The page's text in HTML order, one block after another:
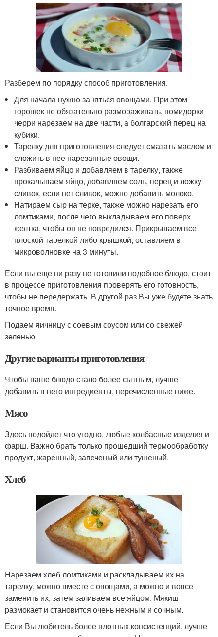
Разберем по порядку способ приготовления.
Для начала нужно заняться овощами. При этом
горошек не обязательно размораживать, помидорки
черри нарезаем на две части, а болгарский перец на
кубики.
Тарелку для приготовления следует смазать маслом и
сложить в нее нарезанные овощи.
Разбиваем яйцо и добавляем в тарелку, также
прокалываем яйцо, добавляем соль, перец и ложку
сливок, если нет сливок, можно добавить молоко.
Натираем сыр на терке, также можно нарезать его
ломтиками, после чего выкладываем его поверх
желтка, чтобы он не повредился. Прикрываем все
плоской тарелкой либо крышкой, оставляем в
микроволновке на 3 минуты.
Если вы еще ни разу не готовили подобное блюдо, стоит
в процессе приготовления проверять его готовность,
чтобы не передержать. В другой раз Вы уже будете знать
точное время.
Подаем яичницу с соевым соусом или со свежей
зеленью.
Другие варианты приготовления
Чтобы ваше блюдо стало более сытным, лучше
добавить в него ингредиенты, перечисленные ниже.
Мясо
Здесь подойдет что угодно, любые колбасные изделия и
фарш. Важно брать только прошедший термообработку
продукт, жаренный, запеченый или тушеный.
Хлеб
Нарезаем хлеб ломтиками и раскладываем их на
тарелку, можно вместе с овощами, а можно и вовсе
заменить их, затем заливаем все яйцом. Мякиш
размокает и становится очень нежным и сочным.
Если Вы любитель более плотных консистенций, лучше